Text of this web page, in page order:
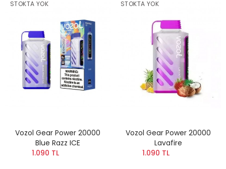
STOKTA YOK
Vozol Gear Power 20000
Blue Razz ICE
1.090 TL
STOKTA YOK
Vozol Gear Power 20000
Lavafire
1.090 TL